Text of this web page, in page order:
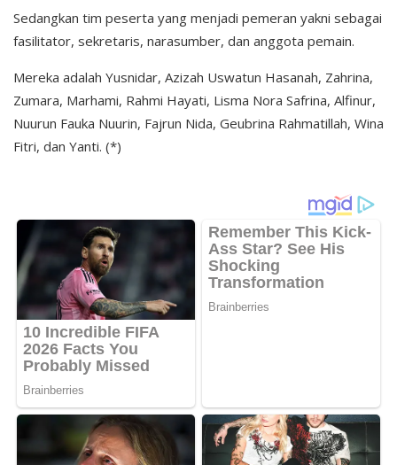
Sedangkan tim peserta yang menjadi pemeran yakni sebagai
fasilitator, sekretaris, narasumber, dan anggota pemain.
Mereka adalah Yusnidar, Azizah Uswatun Hasanah, Zahrina,
Zumara, Marhami, Rahmi Hayati, Lisma Nora Safrina, Alfinur,
Nuurun Fauka Nuurin, Fajrun Nida, Geubrina Rahmatillah, Wina
Fitri, dan Yanti. (*)